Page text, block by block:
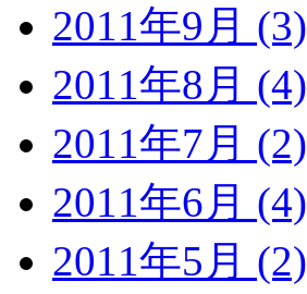
2011年9月 (3)
2011年8月 (4)
2011年7月 (2)
2011年6月 (4)
2011年5月 (2)